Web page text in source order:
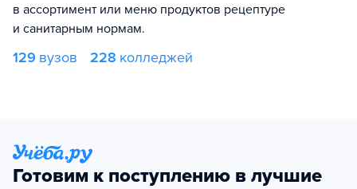
в ассортимент или меню продуктов рецептуре
и санитарным нормам.
129 вузов 228 колледжей
Готовим к поступлению в лучшие